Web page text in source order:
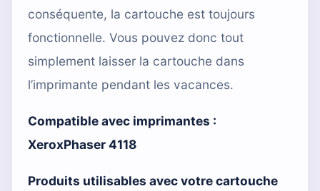
conséquente, la cartouche est toujours
fonctionnelle. Vous pouvez donc tout
simplement laisser la cartouche dans
l’imprimante pendant les vacances.
Compatible avec imprimantes :
XeroxPhaser 4118
Produits utilisables avec votre cartouche